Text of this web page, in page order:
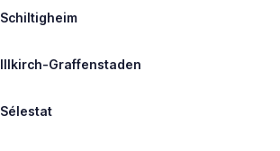
Schiltigheim
Illkirch-Graffenstaden
Sélestat